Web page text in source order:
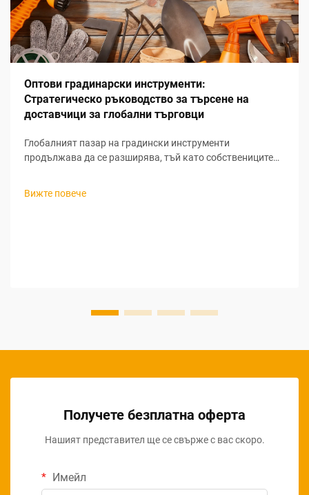
Оптови градинарски инструменти:
Стратегическо ръководство за търсене на
доставчици за глобални търговци
Глобалният пазар на градински инструменти
продължава да се разширява, тъй като собствениците
градинарството. За търговците, които търсят печеливши
Вижте повече
Получете безплатна оферта
Нашият представител ще се свърже с вас скоро.
Имейл